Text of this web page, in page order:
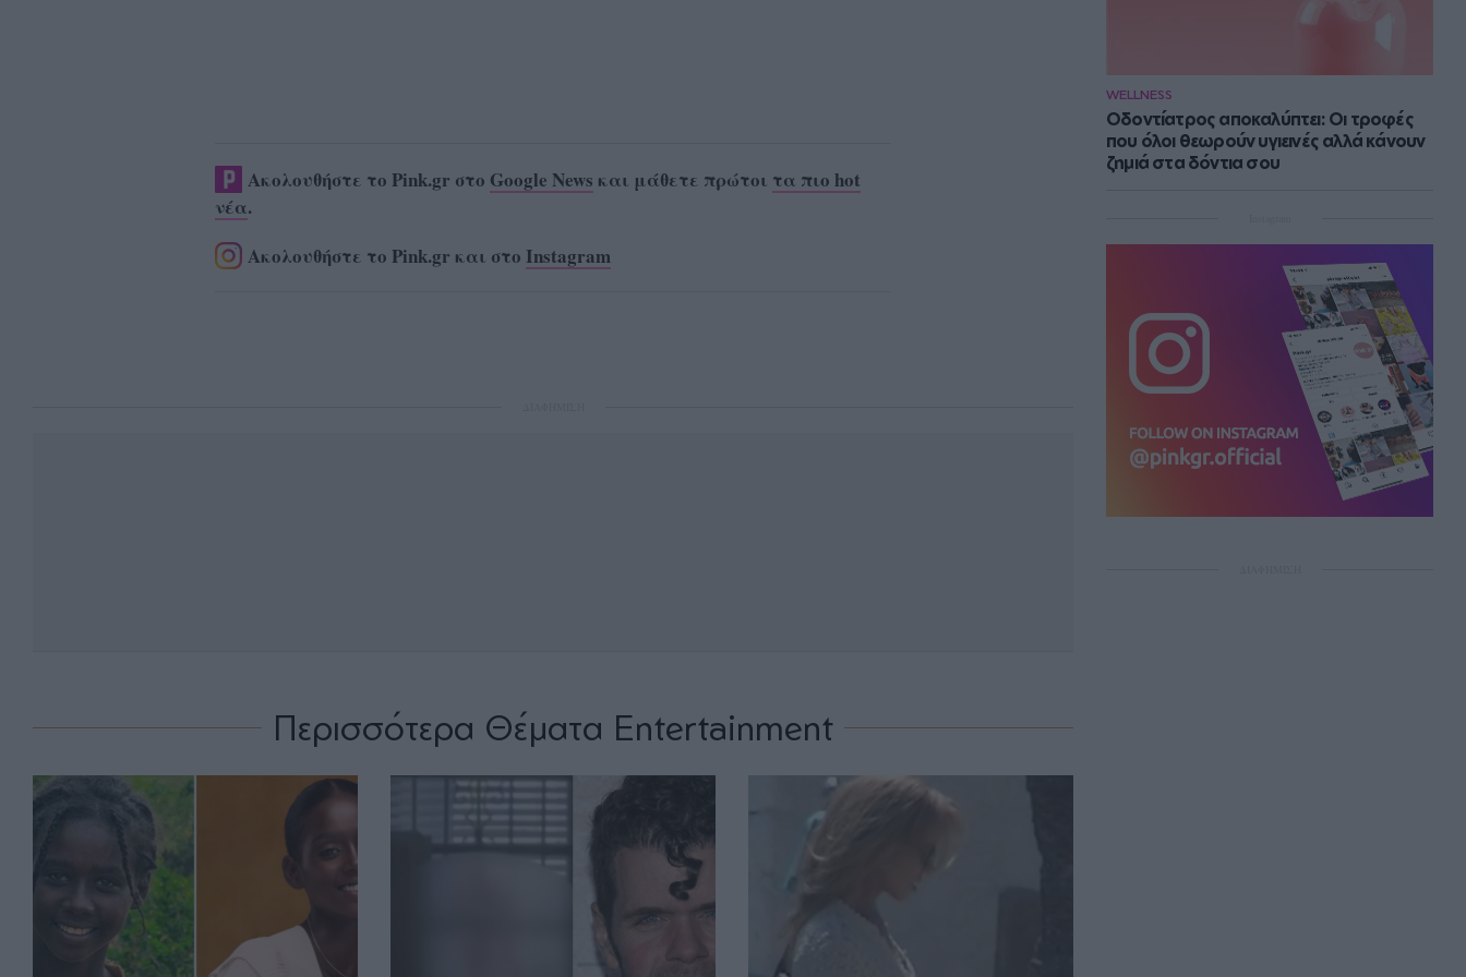
WELLNESS
Οδοντίατρος αποκαλύπτει: Οι τροφές
που όλοι θεωρούν υγιεινές αλλά κάνουν
ζημιά στα δόντια σου
Ακολουθήστε το Pink.gr στο Google News και μάθετε πρώτοι τα πιο hot
νέα.
Ακολουθήστε το Pink.gr και στο Instagram
Περισσότερα Θέματα Entertainment